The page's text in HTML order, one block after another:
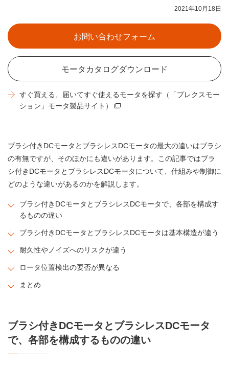
2021年10月18日
お問い合わせフォーム
モータカタログダウンロード
すぐ買える、届いてすぐ使えるモータを探す（「プレクスモー
ション」モータ製品サイト）
ブラシ付きDCモータとブラシレスDCモータの最大の違いはブラシ
の有無ですが、そのほかにも違いがあります。この記事ではブラ
シ付きDCモータとブラシレスDCモータについて、仕組みや制御に
どのような違いがあるのかを解説します。
ブラシ付きDCモータとブラシレスDCモータで、各部を構成す
るものの違い
ブラシ付きDCモータとブラシレスDCモータは基本構造が違う
耐久性やノイズへのリスクが違う
ロータ位置検出の要否が異なる
まとめ
ブラシ付きDCモータとブラシレスDCモータ
で、各部を構成するものの違い